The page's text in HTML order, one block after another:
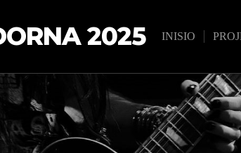
2025 INISIO